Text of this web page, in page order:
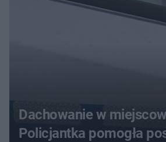
Dachowanie w
Policjantka pomogła